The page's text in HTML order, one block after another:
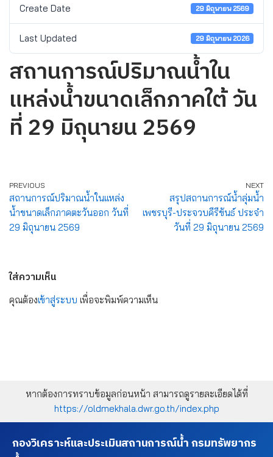
Create Date 29 มิถุนายน 2569
Last Updated 29 มิถุนายน 2026
สถานการณ์ปริมาณน้ำใน
แหล่งน้ำขนาดเล็กภาคใต้ วัน
ที่ 29 มิถุนายน 2569
PREVIOUS
สถานการณ์ปริมาณน้ำในแหล่ง
น้ำขนาดเล็กภาคตะวันออก วันที่
29 มิถุนายน 2569
NEXT
สรุปสถานการณ์น้ำลุ่มน้ำ
เพชรบุรี-ประจวบคีรีขันธ์ ประจำ
วันที่ 29 มิถุนายน 2569
ใส่ความเห็น
คุณต้องเข้าสู่ระบบ เพื่อจะพิมพ์ความเห็น
หากต้องการทราบข้อมูลก่อนหน้า สามารถดูรายละเอียดได้ที่
https://oldmekhala.dwr.go.th/index.php
กองวิเคราะห์และประเมินสถานการณ์น้ำ กรมทรัพยากร